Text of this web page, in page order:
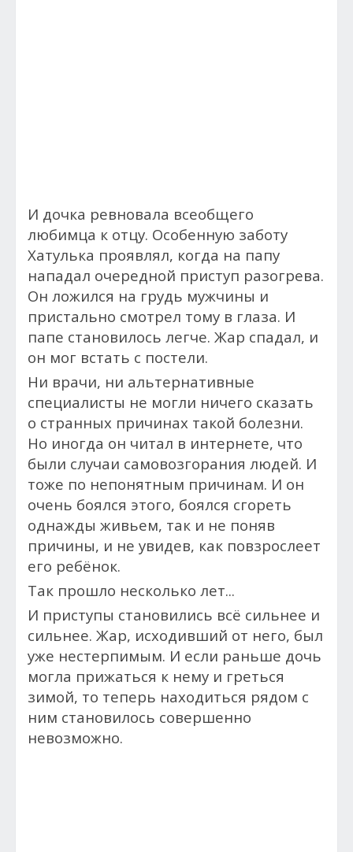
И дочка ревновала всеобщего
любимца к отцу. Особенную заботу
Хатулька проявлял, когда на папу
нападал очередной приступ разогрева.
Он ложился на грудь мужчины и
пристально смотрел тому в глаза. И
папе становилось легче. Жар спадал, и
он мог встать с постели.
Ни врачи, ни альтернативные
специалисты не могли ничего сказать
о странных причинах такой болезни.
Но иногда он читал в интернете, что
были случаи самовозгорания людей. И
тоже по непонятным причинам. И он
очень боялся этого, боялся сгореть
однажды живьем, так и не поняв
причины, и не увидев, как повзрослеет
его ребёнок.
Так прошло несколько лет...
И приступы становились всё сильнее и
сильнее. Жар, исходивший от него, был
уже нестерпимым. И если раньше дочь
могла прижаться к нему и греться
зимой, то теперь находиться рядом с
ним становилось совершенно
невозможно.